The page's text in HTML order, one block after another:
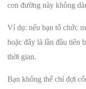
con đường này không
Ví dụ: nếu bạn tổ chức
hoặc đây là lần đầu tiên
thời gian.
Bạn không thể chỉ đợi